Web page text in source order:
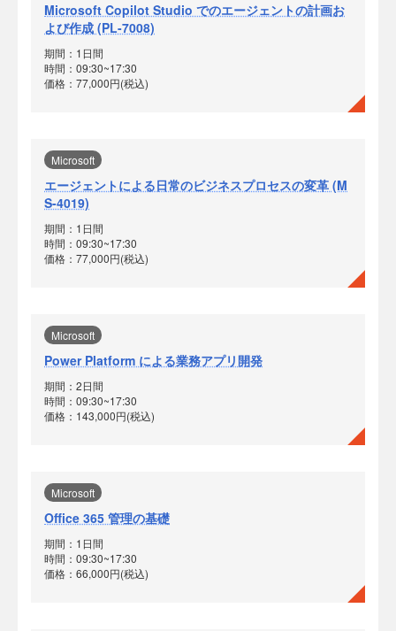
Microsoft Copilot Studio でのエージェントの計画お
よび作成 (PL-7008)
期間：1日間
時間：09:30~17:30
価格：77,000円(税込)
Microsoft
エージェントによる日常のビジネスプロセスの変革 (M
S-4019)
期間：1日間
時間：09:30~17:30
価格：77,000円(税込)
Microsoft
Power Platform による業務アプリ開発
期間：2日間
時間：09:30~17:30
価格：143,000円(税込)
Microsoft
Office 365 管理の基礎
期間：1日間
時間：09:30~17:30
価格：66,000円(税込)